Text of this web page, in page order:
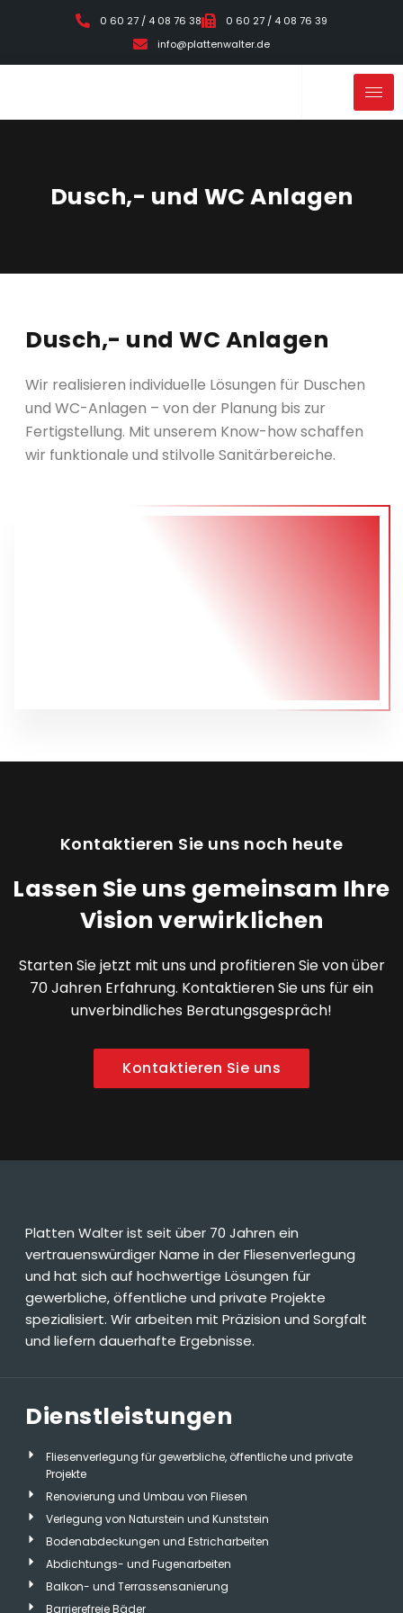
0 60 27 / 4 08 76 38
0 60 27 / 4 08 76 39
info@plattenwalter.de
Dusch,- und WC Anlagen
Dusch,- und WC Anlagen
Wir realisieren individuelle Lösungen für Duschen
und WC-Anlagen – von der Planung bis zur
Fertigstellung. Mit unserem Know-how schaffen
wir funktionale und stilvolle Sanitärbereiche.
Kontaktieren Sie uns noch heute
Lassen Sie uns gemeinsam Ihre
Vision verwirklichen
Starten Sie jetzt mit uns und profitieren Sie von über
70 Jahren Erfahrung. Kontaktieren Sie uns für ein
unverbindliches Beratungsgespräch!
Kontaktieren Sie uns
Platten Walter ist seit über 70 Jahren ein
vertrauenswürdiger Name in der Fliesenverlegung
und hat sich auf hochwertige Lösungen für
gewerbliche, öffentliche und private Projekte
spezialisiert. Wir arbeiten mit Präzision und Sorgfalt
und liefern dauerhafte Ergebnisse.
Dienstleistungen
Fliesenverlegung für gewerbliche, öffentliche und private
Projekte
Renovierung und Umbau von Fliesen
Verlegung von Naturstein und Kunststein
Bodenabdeckungen und Estricharbeiten
Abdichtungs- und Fugenarbeiten
Balkon- und Terrassensanierung
Barrierefreie Bäder